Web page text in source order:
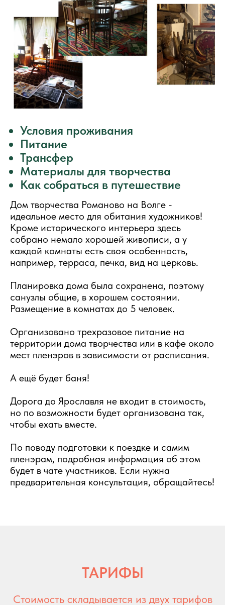
Условия проживания
Питание
Трансфер
Материалы для творчества
Как собраться в путешествие
Дом творчества Романово на Волге -
идеальное место для обитания художников!
Кроме исторического интерьера здесь
собрано немало хорошей живописи, а у
каждой комнаты есть своя особенность,
например, терраса, печка, вид на церковь.
Планировка дома была сохранена, поэтому
санузлы общие, в хорошем состоянии.
Размещение в комнатах до 5 человек.
Организовано трехразовое питание на
территории дома творчества или в кафе около
мест пленэров в зависимости от расписания.
А ещё будет баня!
Дорога до Ярославля не входит в стоимость,
но по возможности будет организована так,
чтобы ехать вместе.
По поводу подготовки к поездке и самим
пленэрам, подробная информация об этом
будет в чате участников. Если нужна
предварительная консультация, обращайтесь!
ТАРИФЫ
Стоимость складывается из двух тарифов